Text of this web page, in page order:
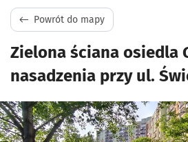
Powrót do mapy
Zielona ściana osiedla
nasadzenia przy ul.